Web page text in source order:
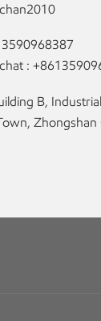
:
B,
Zhongshan